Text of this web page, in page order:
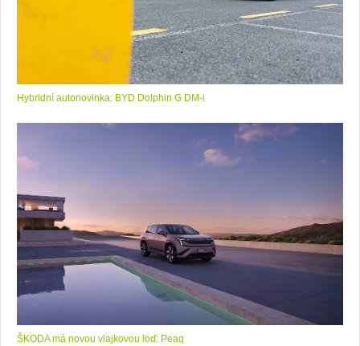
Hybridní autonovinka: BYD Dolphin G DM-i
ŠKODA má novou vlajkovou loď: Peaq